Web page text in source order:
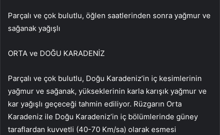
Parçalı ve çok bulutlu, öğlen saatlerinden sonra yağmur ve
sağanak yağışlı
ORTA ve DOĞU KARADENİZ
Parçalı ve çok bulutlu, Doğu Karadeniz’in iç kesimlerinin
yağmur ve sağanak, yükseklerinin karla karışık yağmur ve
kar yağışlı geçeceği tahmin ediliyor. Rüzgarın Orta
Karadeniz ile Doğu Karadeniz’in iç bölümlerinde güney
taraflardan kuvvetli (40-70 Km/sa) olarak esmesi